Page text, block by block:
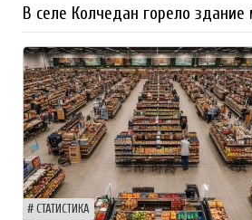
В селе Колчедан горело здание
СТАТИСТИКА